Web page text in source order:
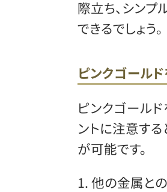
際立ち、シン
できるでしょう。
ピンクゴール
ピンクゴール
ントに注意する
が可能です。
1. 他の金属と